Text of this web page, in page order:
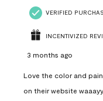
VERIFIED
INCENTIVIZED
3 months ago
Love the color and
on their website